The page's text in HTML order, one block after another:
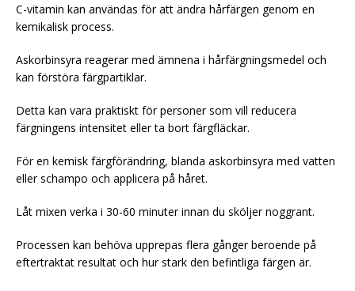
C-vitamin kan användas för att ändra hårfärgen genom en
kemikalisk process.
Askorbinsyra reagerar med ämnena i hårfärgningsmedel och
kan förstöra färgpartiklar.
Detta kan vara praktiskt för personer som vill reducera
färgningens intensitet eller ta bort färgfläckar.
För en kemisk färgförändring, blanda askorbinsyra med vatten
eller schampo och applicera på håret.
Låt mixen verka i 30-60 minuter innan du sköljer noggrant.
Processen kan behöva upprepas flera gånger beroende på
eftertraktat resultat och hur stark den befintliga färgen är.